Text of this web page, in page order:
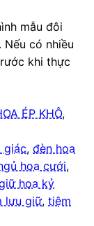
mẫu đôi
có nhiều
khi thực
ÉP KHÔ,
giác,đèn hoa
hoa cưới,
hoa kỷ
lưu giữ,tiệm